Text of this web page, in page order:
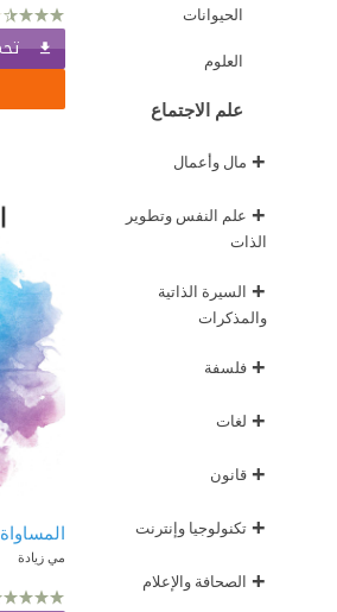
الحيوانات
العلوم
علم الاجتماع
+ مال وأعمال
+ علم النفس وتطوير
الذات
+ السيرة الذاتية
والمذكرات
+ فلسفة
+ لغات
+ قانون
+ تكنولوجيا وإنترنت
+ الصحافة والإعلام
المساواة
مي زيادة